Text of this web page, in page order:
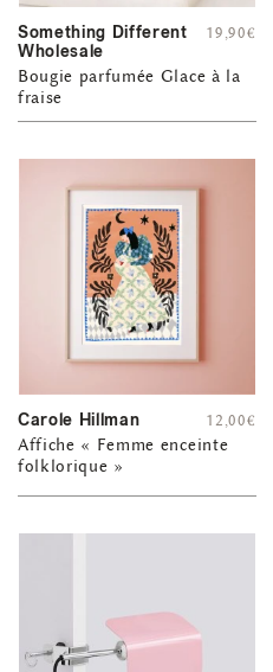
Something Different
Wholesale
Bougie parfumée Glace à la
fraise
19,90€
Carole Hillman
Affiche « Femme enceinte
folklorique »
12,00€